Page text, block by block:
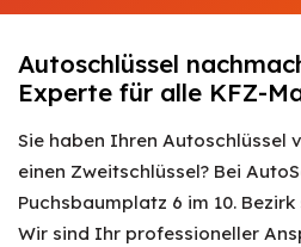
Autoschlüssel
Experte für alle KFZ-
Sie haben Ihren Autoschlüssel
einen Zweitschlüssel? Bei
Puchsbaumplatz 6 im 10.
Wir sind Ihr professioneller